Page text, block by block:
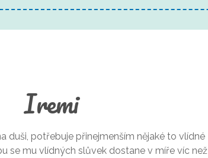
Iremi
duši, potřebuje přinejmenším nějaké to vlídné
se mu vlídných slůvek dostane v míře víc než